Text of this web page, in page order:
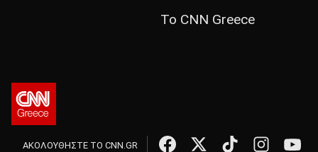
Το CNN Greece
ΑΚΟΛΟΥΘΗΣΤΕ ΤΟ CNN.GR